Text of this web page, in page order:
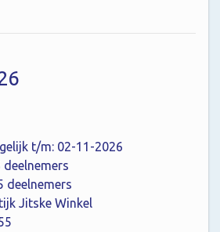
t/m: 02-11-2026
deelnemers
Jitske Winkel